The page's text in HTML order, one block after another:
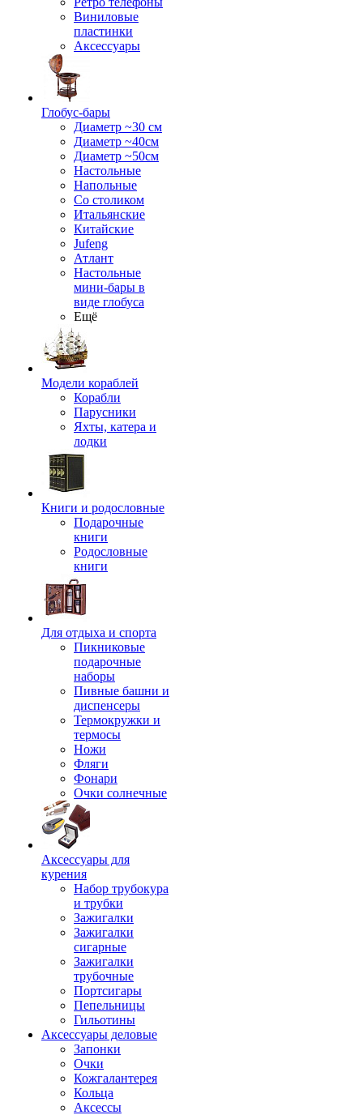
Виниловые
пластинки
Аксессуары
Глобус-бары
Диаметр ~30 см
Диаметр ~40см
Диаметр ~50см
Настольные
Напольные
Со столиком
Итальянские
Китайские
Jufeng
Атлант
Настольные
мини-бары в
виде глобуса
Ещё
Модели кораблей
Корабли
Парусники
Яхты, катера и
лодки
Книги и родословные
Подарочные
книги
Родословные
книги
Для отдыха и спорта
Пикниковые
подарочные
наборы
Пивные башни и
диспенсеры
Термокружки и
термосы
Ножи
Фляги
Фонари
Очки солнечные
Аксессуары для
курения
Набор трубокура
и трубки
Зажигалки
Зажигалки
сигарные
Зажигалки
трубочные
Портсигары
Пепельницы
Гильотины
Аксессуары деловые
Запонки
Очки
Кожгалантерея
Кольца
Аксессы